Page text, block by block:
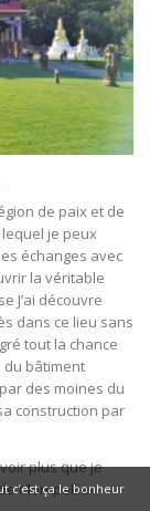
de paix et de
je peux
échanges avec
la véritable
J’ai découvre
dans ce lieu sans
tout la chance
bâtiment
des moines du
construction par
plus que je
Montpellier
c’est ça le bonheur